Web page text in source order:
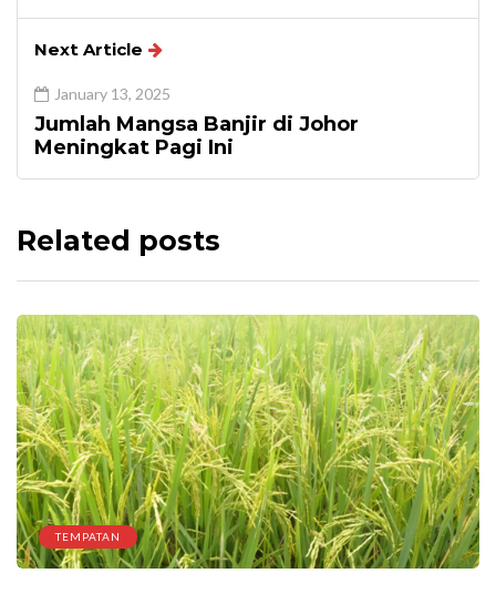
Next Article
January 13, 2025
Jumlah Mangsa Banjir di Johor
Meningkat Pagi Ini
Related posts
TEMPATAN